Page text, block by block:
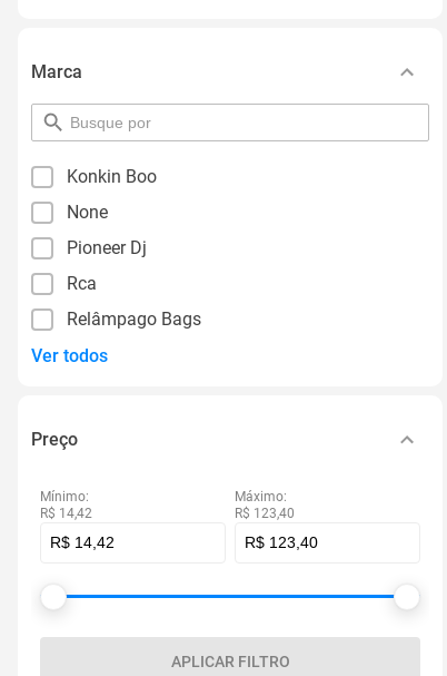
Marca
pesquisar
por
Konkin Boo
None
Pioneer Dj
Rca
Relâmpago Bags
Ver todos
Preço
Mínimo:
R$ 14,42
Máximo:
R$ 123,40
APLICAR FILTRO